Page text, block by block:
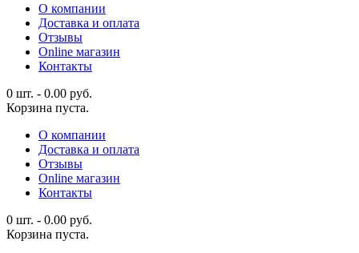
О компании
Доставка и оплата
Отзывы
Online магазин
Контакты
0 шт. - 0.00 руб.
Корзина пуста.
О компании
Доставка и оплата
Отзывы
Online магазин
Контакты
0 шт. - 0.00 руб.
Корзина пуста.